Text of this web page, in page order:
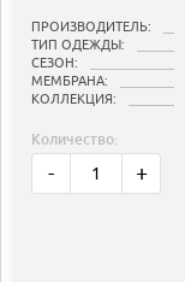
ПРОИЗВОДИТЕЛЬ:
ТИП ОДЕЖДЫ:
СЕЗОН:
МЕМБРАНА:
КОЛЛЕКЦИЯ:
Количество:
- +